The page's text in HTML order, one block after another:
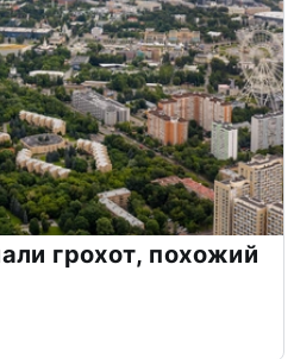
грохот, похожий